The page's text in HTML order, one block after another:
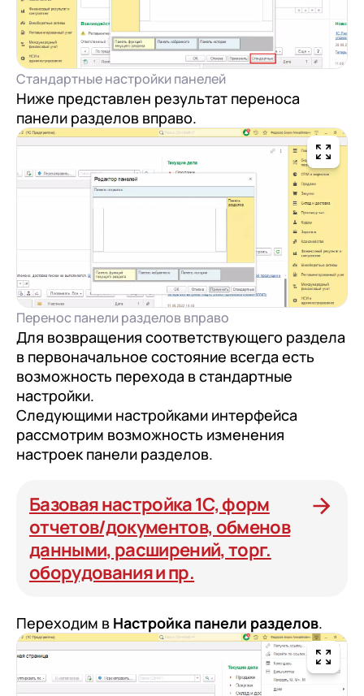
Стандартные настройки панелей
Ниже представлен результат переноса
панели разделов вправо.
Перенос панели разделов вправо
Для возвращения соответствующего раздела
в первоначальное состояние всегда есть
возможность перехода в стандартные
настройки.
Следующими настройками интерфейса
рассмотрим возможность изменения
настроек панели разделов.
Базовая настройка 1С, форм
отчетов/документов, обменов
данными, расширений, торг.
оборудования и пр.
Переходим в Настройка панели разделов.